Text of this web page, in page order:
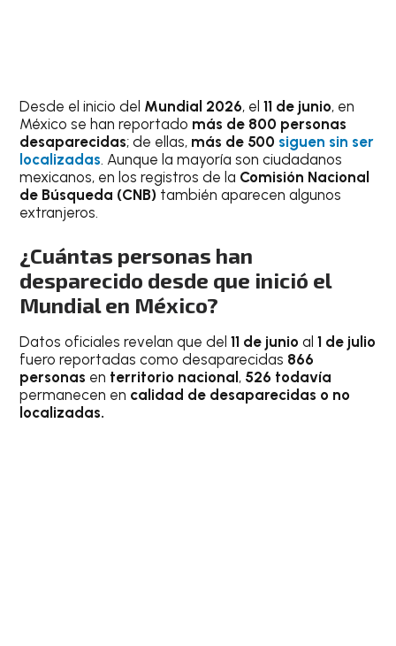
Desde el inicio del Mundial 2026, el11 de junio, en
México se han reportado más de 800 personas
desaparecidas; de ellas, más de 500 siguen sin ser
localizadas. Aunque la mayoría son ciudadanos
mexicanos, en los registros de la Comisión Nacional
de Búsqueda (CNB) también aparecen algunos
extranjeros.
¿Cuántas personas han
desparecido desde que inició el
Mundial en México?
Datos oficiales revelan que del11 de junio al1 de julio
fuero reportadas como desaparecidas 866
personas en territorio nacional , 526 todavía
permanecen en calidad de desaparecidas o no
localizadas.